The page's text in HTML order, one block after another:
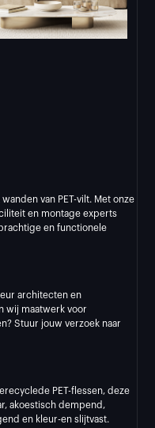
van PET-vilt. Met onze
en montage experts
en functionele
architecten en
wij maatwerk voor
Stuur jouw verzoek naar
PET-flessen, deze
akoestisch dempend,
en kleur-en slijtvast.